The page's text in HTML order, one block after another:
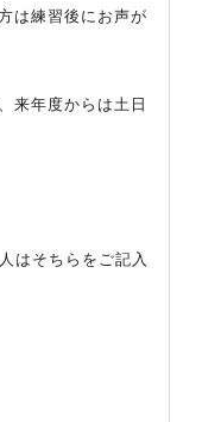
は練習後にお声が
来年度からは土日
はそちらをご記入